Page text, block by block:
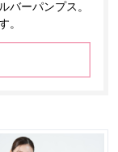
バーパンプス。
。